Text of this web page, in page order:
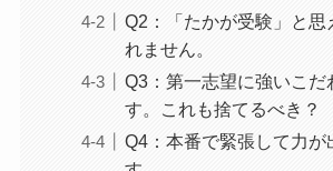
Q2：「たかが受験」と思
れません。
Q3：第一志望に強いこだ
す。これも捨てるべき？
Q4：本番で緊張して力が